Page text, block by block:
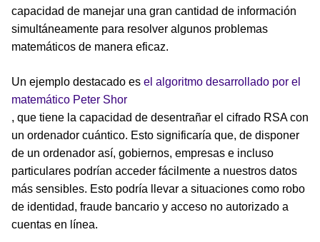
capacidad de manejar una gran cantidad de información
simultáneamente para resolver algunos problemas
matemáticos de manera eficaz.
Un ejemplo destacado es el algoritmo desarrollado por el
matemático Peter Shor
, que tiene la capacidad de desentrañar el cifrado RSA con
un ordenador cuántico. Esto significaría que, de disponer
de un ordenador así, gobiernos, empresas e incluso
particulares podrían acceder fácilmente a nuestros datos
más sensibles. Esto podría llevar a situaciones como robo
de identidad, fraude bancario y acceso no autorizado a
cuentas en línea.